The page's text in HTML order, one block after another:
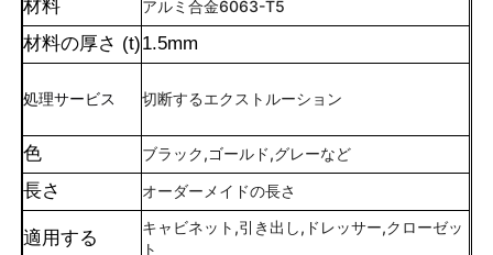
材料 アルミ合金6063-T5
材料の厚さ (t)1.5mm
処理サービス 切断するエクストルーション
色 ブラック,ゴールド,グレーなど
長さ オーダーメイドの長さ
適用する
キャビネット,引き出し,ドレッサー,クローゼッ
ト